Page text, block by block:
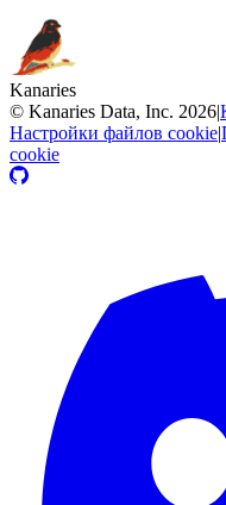
Kanaries
© Kanaries Data, Inc. 2026|
Настройки файлов cookie|
cookie